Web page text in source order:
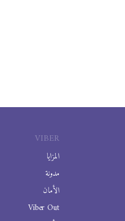
VIBER
المزايا
مدونة
الأمان
Viber Out